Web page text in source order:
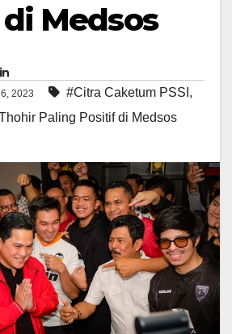
Medsos
2023 #Citra Caketum PSSI ,
Paling Positif di Medsos